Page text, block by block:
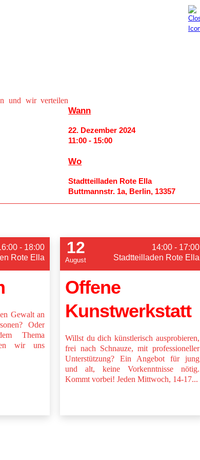
und wir verteilen
Wann
22. Dezember 2024
11:00 - 15:00
Wo
Stadtteilladen Rote Ella
Buttmannstr. 1a, Berlin, 13357
- 18:00
Rote Ella
Gewalt an
Oder
Thema
wir uns
12
August
14:00 - 17:00
Stadtteilladen Rote Ella
Offene
Kunstwerkstatt
Willst du dich künstlerisch ausprobieren,
frei nach Schnauze, mit professioneller
Unterstützung? Ein Angebot für jung
und alt, keine Vorkenntnisse nötig.
Kommt vorbei! Jeden Mittwoch, 14-17...